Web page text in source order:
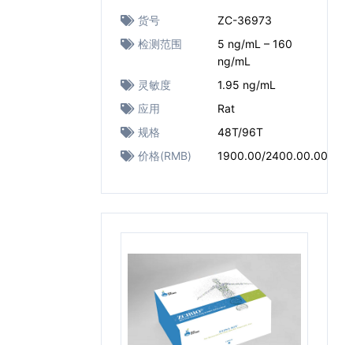
货号
ZC-36973
检测范围
5 ng/mL – 160
ng/mL
灵敏度
1.95 ng/mL
应用
Rat
规格
48T/96T
价格(RMB)
1900.00/2400.00.00